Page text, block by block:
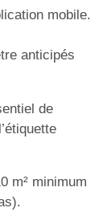
mobile.
anticipés
de
m² minimum